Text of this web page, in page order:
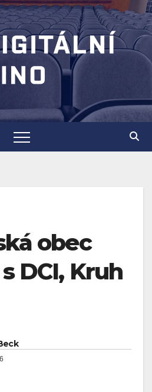
obec
DCI, Kruh